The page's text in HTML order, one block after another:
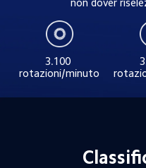
non dover
3.100
rotazioni/minuto